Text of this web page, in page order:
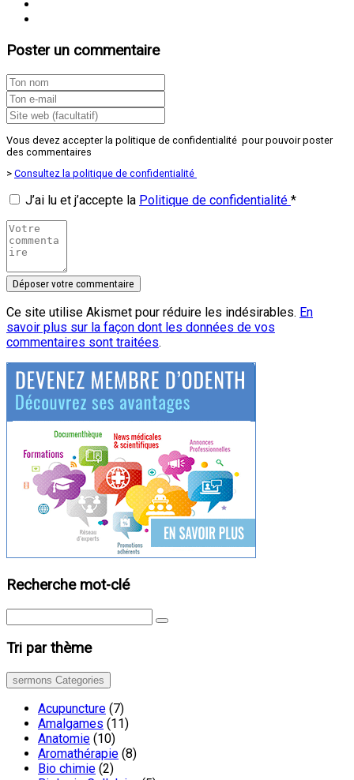
Poster un commentaire
Vous devez accepter la politique de confidentialité pour pouvoir poster
des commentaires
> Consultez la politique de confidentialité
J’ai lu et j’accepte la Politique de confidentialité *
Ce site utilise Akismet pour réduire les indésirables. En
savoir plus sur la façon dont les données de vos
commentaires sont traitées.
Recherche mot-clé
Tri par thème
sermons Categories
Acupuncture (7)
Amalgames (11)
Anatomie (10)
Aromathérapie (8)
Bio chimie (2)